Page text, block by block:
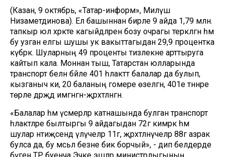
(Казан, 9 октябрь, «Татар-информ», Миләүшә
Низаметдинова). Ел башыннан бирле 9 айда 1,79 млн.
тапкыр юл хәрәкәте кагыйдәләрен бозу очрагы теркәлгән һәм
бу узган елгы шушы ук вакыттагыдан 29,9 процентка
күбрәк. Шуларның 49 проценты тизлекне арттыруга
кайтып кала. Моннан тыш, Татарстан юлларында
транспорт белән бәйле 401 һәлакәттә балалар да булып,
кызганыч ки, 20 баланың гомере өзелгән, 401е тәннәре
төрле дәрәҗәдә имгәнгән-җәрәхәтләнгән.
«Балалар һәм үсмерләр катнашында булган транспорт
һәлакәтләре былтыргы 9 айдагыдан 72гә кимрәк һәм
шулар нәтиҗәсендә үлүчеләр 11гә, җәрәхәтләнүчеләр 88гә азрак
булса да, бу мәсьәлә безне бик борчый», - дип белдерде